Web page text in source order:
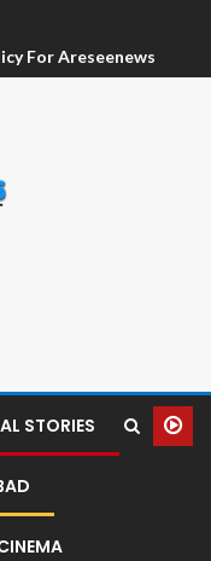
For Areseenews
STORIES